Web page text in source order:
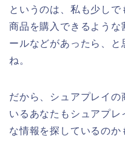
というのは、私も少し
商品を購入できるような
ールなどがあったら、と
ね。
だから、シュアプレイの
いるあなたもシュアプ
な情報を探しているのか